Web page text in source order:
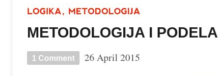
METODOLOGIJA I
1 Comment 26 April 2015